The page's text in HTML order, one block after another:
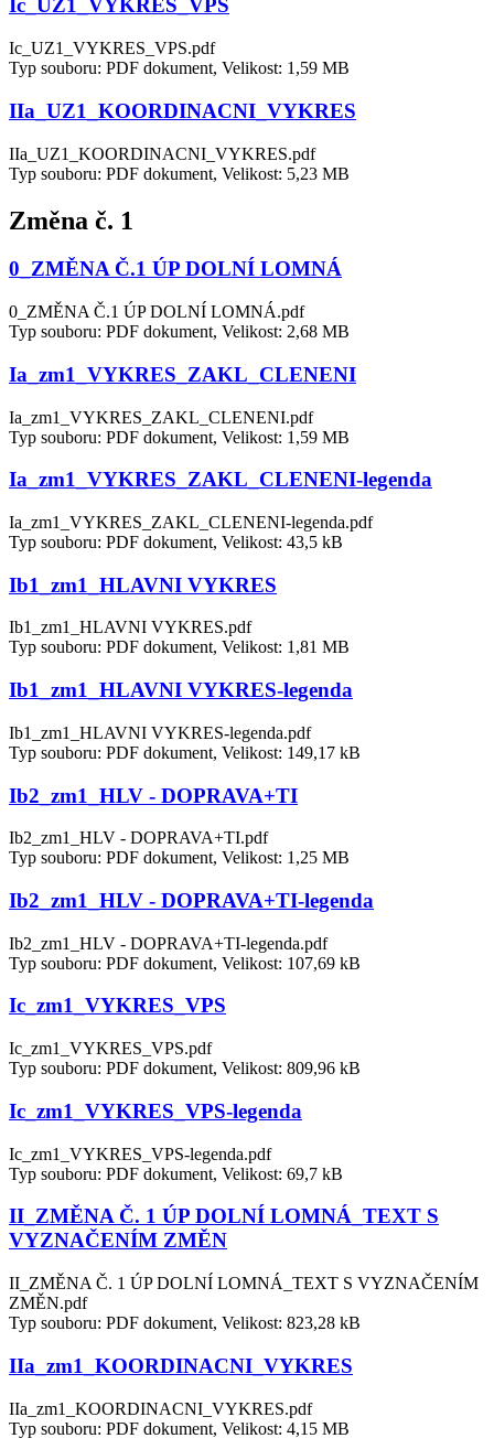
Ic_UZ1_VYKRES_VPS
Ic_UZ1_VYKRES_VPS.pdf
Typ souboru: PDF dokument, Velikost: 1,59 MB
IIa_UZ1_KOORDINACNI_VYKRES
IIa_UZ1_KOORDINACNI_VYKRES.pdf
Typ souboru: PDF dokument, Velikost: 5,23 MB
Změna č. 1
0_ZMĚNA Č.1 ÚP DOLNÍ LOMNÁ
0_ZMĚNA Č.1 ÚP DOLNÍ LOMNÁ.pdf
Typ souboru: PDF dokument, Velikost: 2,68 MB
Ia_zm1_VYKRES_ZAKL_CLENENI
Ia_zm1_VYKRES_ZAKL_CLENENI.pdf
Typ souboru: PDF dokument, Velikost: 1,59 MB
Ia_zm1_VYKRES_ZAKL_CLENENI-legenda
Ia_zm1_VYKRES_ZAKL_CLENENI-legenda.pdf
Typ souboru: PDF dokument, Velikost: 43,5 kB
Ib1_zm1_HLAVNI VYKRES
Ib1_zm1_HLAVNI VYKRES.pdf
Typ souboru: PDF dokument, Velikost: 1,81 MB
Ib1_zm1_HLAVNI VYKRES-legenda
Ib1_zm1_HLAVNI VYKRES-legenda.pdf
Typ souboru: PDF dokument, Velikost: 149,17 kB
Ib2_zm1_HLV - DOPRAVA+TI
Ib2_zm1_HLV - DOPRAVA+TI.pdf
Typ souboru: PDF dokument, Velikost: 1,25 MB
Ib2_zm1_HLV - DOPRAVA+TI-legenda
Ib2_zm1_HLV - DOPRAVA+TI-legenda.pdf
Typ souboru: PDF dokument, Velikost: 107,69 kB
Ic_zm1_VYKRES_VPS
Ic_zm1_VYKRES_VPS.pdf
Typ souboru: PDF dokument, Velikost: 809,96 kB
Ic_zm1_VYKRES_VPS-legenda
Ic_zm1_VYKRES_VPS-legenda.pdf
Typ souboru: PDF dokument, Velikost: 69,7 kB
II_ZMĚNA Č. 1 ÚP DOLNÍ LOMNÁ_TEXT S
VYZNAČENÍM ZMĚN
II_ZMĚNA Č. 1 ÚP DOLNÍ LOMNÁ_TEXT S VYZNAČENÍM
ZMĚN.pdf
Typ souboru: PDF dokument, Velikost: 823,28 kB
IIa_zm1_KOORDINACNI_VYKRES
IIa_zm1_KOORDINACNI_VYKRES.pdf
Typ souboru: PDF dokument, Velikost: 4,15 MB